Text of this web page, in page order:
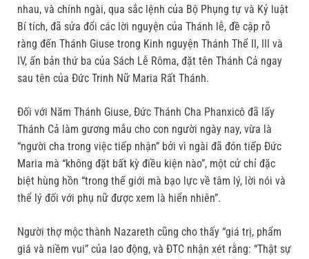
nhau, và chính ngài, qua sắc lệnh của Bộ Phụng tự và Kỷ luật
Bí tích, đã sửa đổi các lời nguyện của Thánh lễ, đề cập rõ
ràng đến Thánh Giuse trong Kinh nguyện Thánh Thể II, III và
IV, ấn bản thứ ba của Sách Lễ Rôma, đặt tên Thánh Cả ngay
sau tên của Đức Trinh Nữ Maria Rất Thánh.
Đối với Năm Thánh Giuse, Đức Thánh Cha Phanxicô đã lấy
Thánh Cả làm gương mẫu cho con người ngày nay, vừa là
“người cha trong việc tiếp nhận” bởi vì ngài đã đón tiếp Đức
Maria mà “không đặt bất kỳ điều kiện nào”, một cử chỉ đặc
biệt hùng hồn “trong thế giới mà bạo lực về tâm lý, lời nói và
thể lý đối với phụ nữ được xem là hiển nhiên”.
Người thợ mộc thành Nazareth cũng cho thấy “giá trị, phẩm
giá và niềm vui” của lao động, và ĐTC nhận xét rằng: “Thật sự